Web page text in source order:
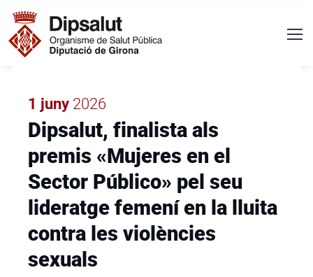
Navegació principal
1 juny 2026
Dipsalut, finalista als
premis «Mujeres en el
Sector Público» pel seu
lideratge femení en la lluita
contra les violències
sexuals